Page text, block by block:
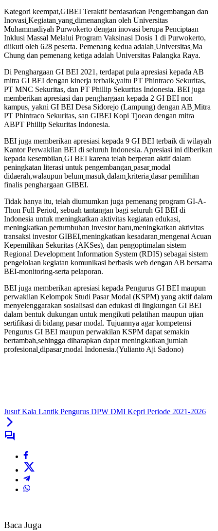
Kategori keempat,GIBEI Teraktif berdasarkan Pengembangan dan
Inovasi Kegiatan yang dimenangkan oleh Universitas
Muhammadiyah Purwokerto dengan inovasi berupa Penciptaan
Inklusi Massal Melalui Program Vaksinasi Dosis 1 di Purwokerto,
diikuti oleh 628 peserta. Pemenang kedua adalah Universitas Ma
Chung dan pemenang ketiga adalah Universitas Palangka Raya.
Di Penghargaan GI BEI 2021, terdapat pula apresiasi kepada AB
mitra GI BEI dengan kinerja terbaik,yaitu PT Phintraco Sekuritas,
PT MNC Sekuritas, dan PT Phillip Sekuritas Indonesia. BEI juga
memberikan apresiasi dan penghargaan kepada 2 GI BEI non
kampus, yakni GI BEI Desa Sidorejo (Lampung) dengan AB Mitra
PT Phintraco Sekuritas, san GIBEI Kopi Tjoean dengan mitra
ABPT Phillip Sekuritas Indonesia.
BEI juga memberikan apresiasi kepada 9 GI BEI terbaik di wilayah
Kantor Perwakilan BEI di seluruh Indonesia. Apresiasi ini diberikan
kepada kesembilan GI BEI karena telah berperan aktif dalam
peningkatan literasi untuk pengembangan pasar modal
didaerah,walaupun belum masuk dalam kriteria dasar pemilihan
finalis penghargaan GIBEI.
Tidak hanya itu, telah diumumkan juga pemenang program GI-A-
Thon Full Period, sebuah tantangan bagi seluruh GI BEI di
Indonesia untuk meningkatkan aktivitas kegiatan edukasi,
meningkatkan pertumbuhan investor baru,meningkatkan aktivitas
transaksi investor GIBEI,meningkatkan kesadaran mengenai Acuan
Kepemilikan Sekuritas (AKSes), dan pengoptimalan sistem
Regional Development Information System (RDIS) sebagai sistem
pengelolaan kegiatan komunikasi berbasis web dengan AB bersama
BEI-monitoring-serta pelaporan.
BEI juga memberikan apresiasi kepada Pengurus GI BEI maupun
perwakilan Kelompok Studi Pasar Modal (KSPM) yang aktif dalam
menyelenggarakan sosialisasi dan edukasi di lingkungan GI BEI
dalam bentuk dukungan untuk mengikuti pelatihan maupun ujian
sertifikasi di bidang pasar modal. Tujuannya agar kompetensi
Pengurus GI BEI maupun perwakilan KSPM dapat semakin
bertambah,sehingga diharapkan dapat meningkatkan jumlah
profesional dipasar modal Indonesia.(Yulianto Aji Sadono)
Jusuf Kala Lantik Pengurus DPW DMI Kepri Periode 2021-2026
Baca Juga